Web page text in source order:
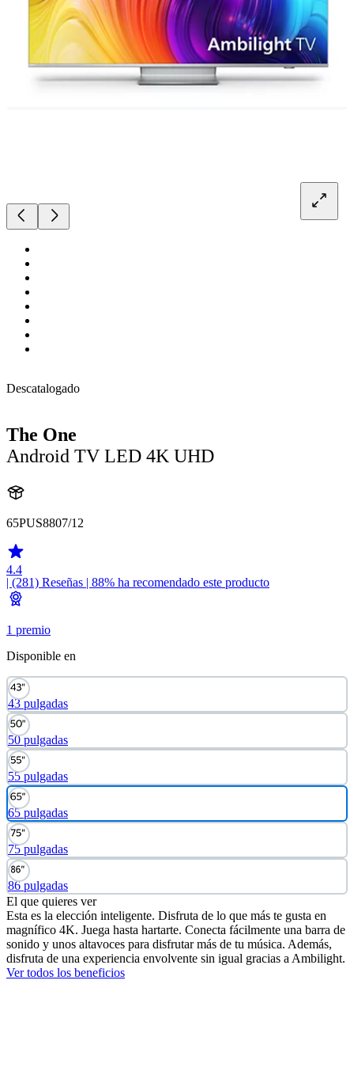
Descatalogado
The One
Android TV LED 4K UHD
65PUS8807/12
4.4
| (281) Reseñas | 88% ha recomendado este producto
1 premio
Disponible en
43 pulgadas
50 pulgadas
55 pulgadas
65 pulgadas
75 pulgadas
86 pulgadas
El que quieres ver
Esta es la elección inteligente. Disfruta de lo que más te gusta en
magnífico 4K. Juega hasta hartarte. Conecta fácilmente una barra de
sonido y unos altavoces para disfrutar más de tu música. Además,
disfruta de una experiencia envolvente sin igual gracias a Ambilight.
Ver todos los beneficios